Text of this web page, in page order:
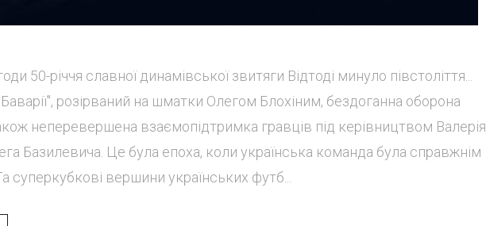
50-річчя славної динамівської звитяги Відтоді минуло півстоліття...
розірваний на шматки Олегом Блохіним, бездоганна оборона
неперевершена взаємопідтримка гравців під керівництвом Валерія
Базилевича. Це була епоха, коли українська команда була справжнім
суперкубкові вершини українських футб...